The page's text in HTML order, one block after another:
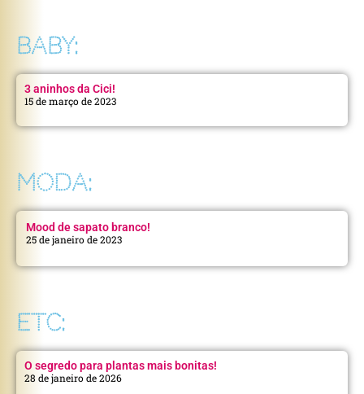
BABY:
3 aninhos da Cici!
15 de março de 2023
MODA:
Mood de sapato branco!
25 de janeiro de 2023
ETC:
O segredo para plantas mais bonitas!
28 de janeiro de 2026